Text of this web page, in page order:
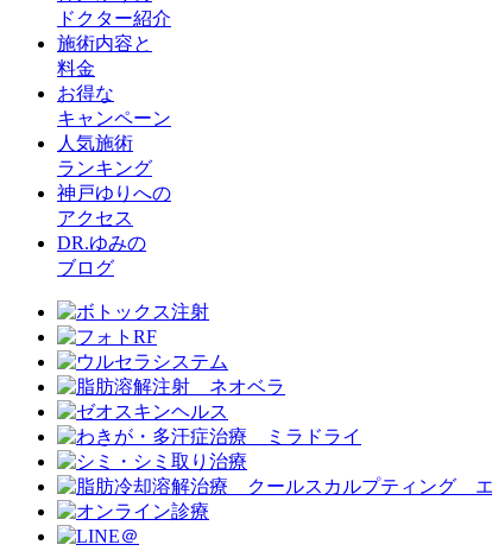
ドクター紹介
施術内容と
料金
お得な
キャンペーン
人気施術
ランキング
神戸ゆりへの
アクセス
DR.ゆみの
ブログ